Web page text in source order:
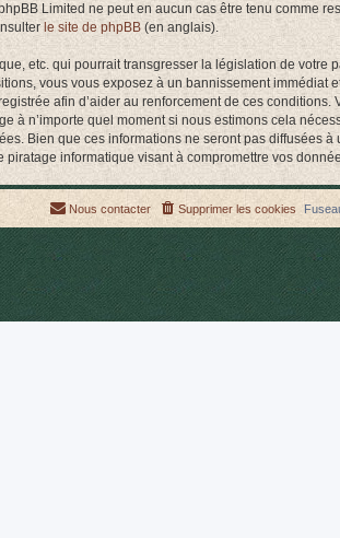
Limited ne peut en aucun cas être tenu comme
le site de phpBB (en anglais).
etc. qui pourrait transgresser la législation de votre
vous vous exposez à un bannissement immédiat
afin d’aider au renforcement de ces conditions.
à n’importe quel moment si nous estimons cela
Bien que ces informations ne seront pas diffusées à
informatique visant à compromettre vos
Supprimer les cookies
Nous contacter